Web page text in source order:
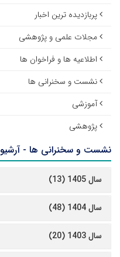
پربازدیده ترین اخبار
مجلات علمی و پژوهشی
اطلاعیه ها و فراخوان ها
نشست و سخنرانی ها
آموزشی
پژوهشی
نشست و سخنرانی ها - آرشیو
سال 1405 (13)
سال 1404 (48)
سال 1403 (20)